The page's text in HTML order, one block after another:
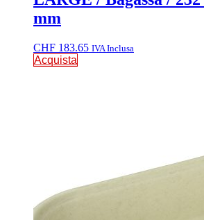
mm
CHF 183.65 IVA Inclusa
Acquista